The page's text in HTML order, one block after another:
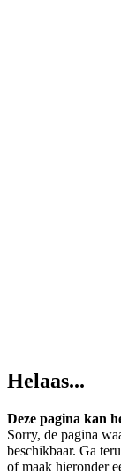
Helaas...
Deze pagina kan
Sorry, de pagina
beschikbaar. Ga
of maak hieronder